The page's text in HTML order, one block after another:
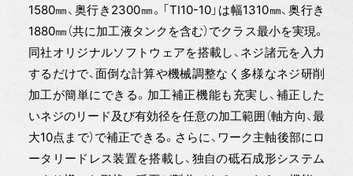
1580㎜、奥行き2300㎜。「TI10-10」は幅1310㎜、奥行き
1880㎜（共に加工液タンクを含む）でクラス最小を実現。
同社オリジナルソフトウェアを搭載し、ネジ諸元を入力
するだけで、面倒な計算や機械調整なく多様なネジ研削
加工が簡単にできる。加工補正機能も充実し、補正した
いネジのリード及び有効径を任意の加工範囲（軸方向、最
大10点まで）で補正できる。さらに、ワーク主軸後部にロ
ータリードレス装置を搭載し、独自の砥石成形システム